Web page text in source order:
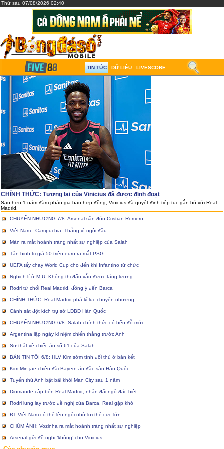
Thứ sáu 07/08/2026 02:40
TIN TỨC DỮ LIỆU LIVESCORE
CHÍNH THỨC: Tương lai của Vinicius đã được định đoạt
Sau hơn 1 năm đàm phán gia hạn hợp đồng, Vinicius đã quyết định tiếp tục gắn bó với Real
Madrid.
CHUYỂN NHƯỢNG 7/8: Arsenal săn đón Cristian Romero
Việt Nam - Campuchia: Thắng vì ngôi đầu
Màn ra mắt hoành tráng nhất sự nghiệp của Salah
Tân binh trị giá 50 triệu euro ra mắt PSG
UEFA tẩy chay World Cup cho đến khi Infantino từ chức
Nghịch lí ở M.U: Không thi đấu vẫn được tăng lương
Rodri từ chối Real Madrid, đồng ý đến Barca
CHÍNH THỨC: Real Madrid phá kỉ lục chuyển nhượng
Cảnh sát đột kích trụ sở LĐBĐ Hàn Quốc
CHUYỂN NHƯỢNG 6/8: Salah chính thức có bến đỗ mới
Argentina lập ngày kỉ niệm chiến thắng trước Anh
Sự thật về chiếc áo số 61 của Salah
BẢN TIN TỐI 6/8: HLV Kim sớm tính đối thủ ở bán kết
Kim Min-jae chiêu đãi Bayern ăn đặc sản Hàn Quốc
Tuyển thủ Anh bật bãi khỏi Man City sau 1 năm
Diomande cập bến Real Madrid, nhận đãi ngộ đặc biệt
Rodri lung lay trước đề nghị của Barca, Real gặp khó
ĐT Việt Nam có thể lên ngôi nhờ lợi thế cực lớn
CHÙM ẢNH: Vozinha ra mắt hoành tráng nhất sự nghiệp
Arsenal gửi đề nghị ‘khủng’ cho Vinicius